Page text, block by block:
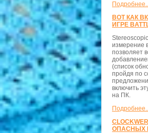
ВОТ КАК
ИГРЕ
измерение
позволяет
(список
пройдя по
включить
на ПК.
ОПАСНЫХ